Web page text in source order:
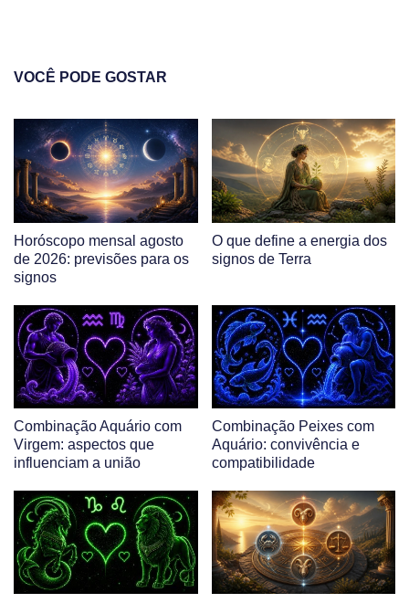
VOCÊ PODE GOSTAR
Horóscopo mensal agosto
de 2026: previsões para os
signos
O que define a energia dos
signos de Terra
Combinação Aquário com
Virgem: aspectos que
influenciam a união
Combinação Peixes com
Aquário: convivência e
compatibilidade